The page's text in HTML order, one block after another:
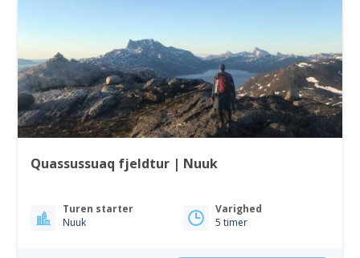
Quassussuaq fjeldtur | Nuuk
Turen starter
Nuuk
Varighed
5 timer